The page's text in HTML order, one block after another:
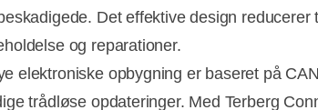
Det effektive design reducerer
og reparationer.
elektroniske opbygning er baseret på
trådløse opdateringer. Med Terberg